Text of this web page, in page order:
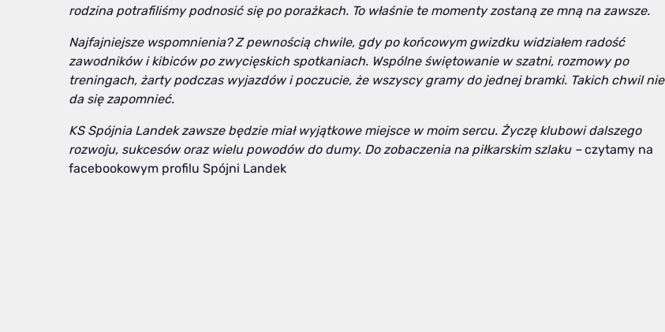
rodzina potrafiliśmy podnosić się po porażkach. To właśnie te momenty zostaną ze mną na zawsze.
Najfajniejsze wspomnienia? Z pewnością chwile, gdy po końcowym gwizdku widziałem radość
zawodników i kibiców po zwycięskich spotkaniach. Wspólne świętowanie w szatni, rozmowy po
treningach, żarty podczas wyjazdów i poczucie, że wszyscy gramy do jednej bramki. Takich chwil nie
da się zapomnieć.
KS Spójnia Landek zawsze będzie miał wyjątkowe miejsce w moim sercu. Życzę klubowi dalszego
rozwoju, sukcesów oraz wielu powodów do dumy. Do zobaczenia na piłkarskim szlaku –czytamy na
facebookowym profilu Spójni Landek